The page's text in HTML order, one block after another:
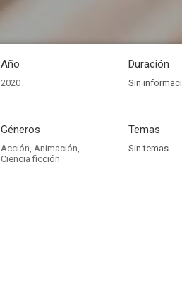
Año
2020
Duración
Sin
Géneros
Acción, Animación,
Ciencia ficción
Temas
Sin temas